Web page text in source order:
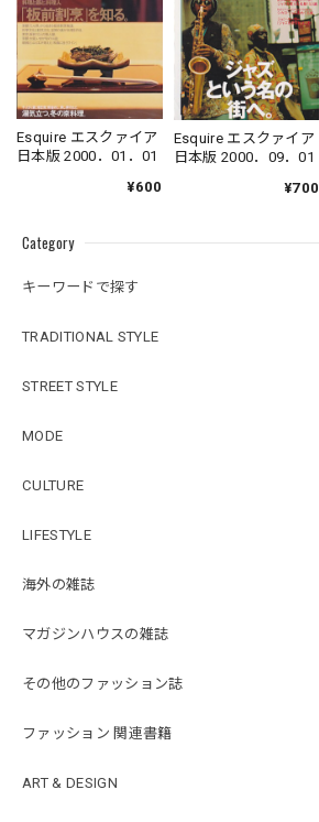
Category
キーワードで探す
TRADITIONAL STYLE
STREET STYLE
MODE
CULTURE
LIFESTYLE
海外の雑誌
マガジンハウスの雑誌
その他のファッション誌
ファッション 関連書籍
ART & DESIGN
Esquire エスクァイア
日本版 2000．01．01
¥600
Esquire エスクァイア
日本版 2000．09．01
¥700